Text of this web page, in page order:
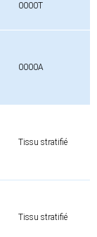
0000T
0000A
Tissu stratifié
Tissu stratifié